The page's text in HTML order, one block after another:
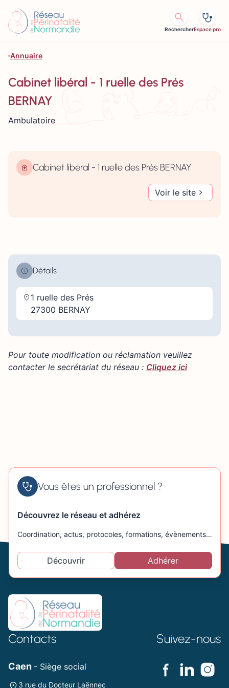
RechercherEspace pro
Annuaire
Cabinet libéral - 1 ruelle des Prés
BERNAY
Ambulatoire
Cabinet libéral - 1 ruelle des Prés BERNAY
Voir le site
Détails
1 ruelle des Prés
27300 BERNAY
Pour toute modification ou réclamation veuillez
contacter le secrétariat du réseau : Cliquez ici
Vous êtes un professionnel ?
Découvrez le réseau et adhérez
Coordination, actus, protocoles, formations, évènements…
Découvrir Adhérer
Contacts
Caen - Siège social
3 rue du Docteur Laënnec
Suivez-nous